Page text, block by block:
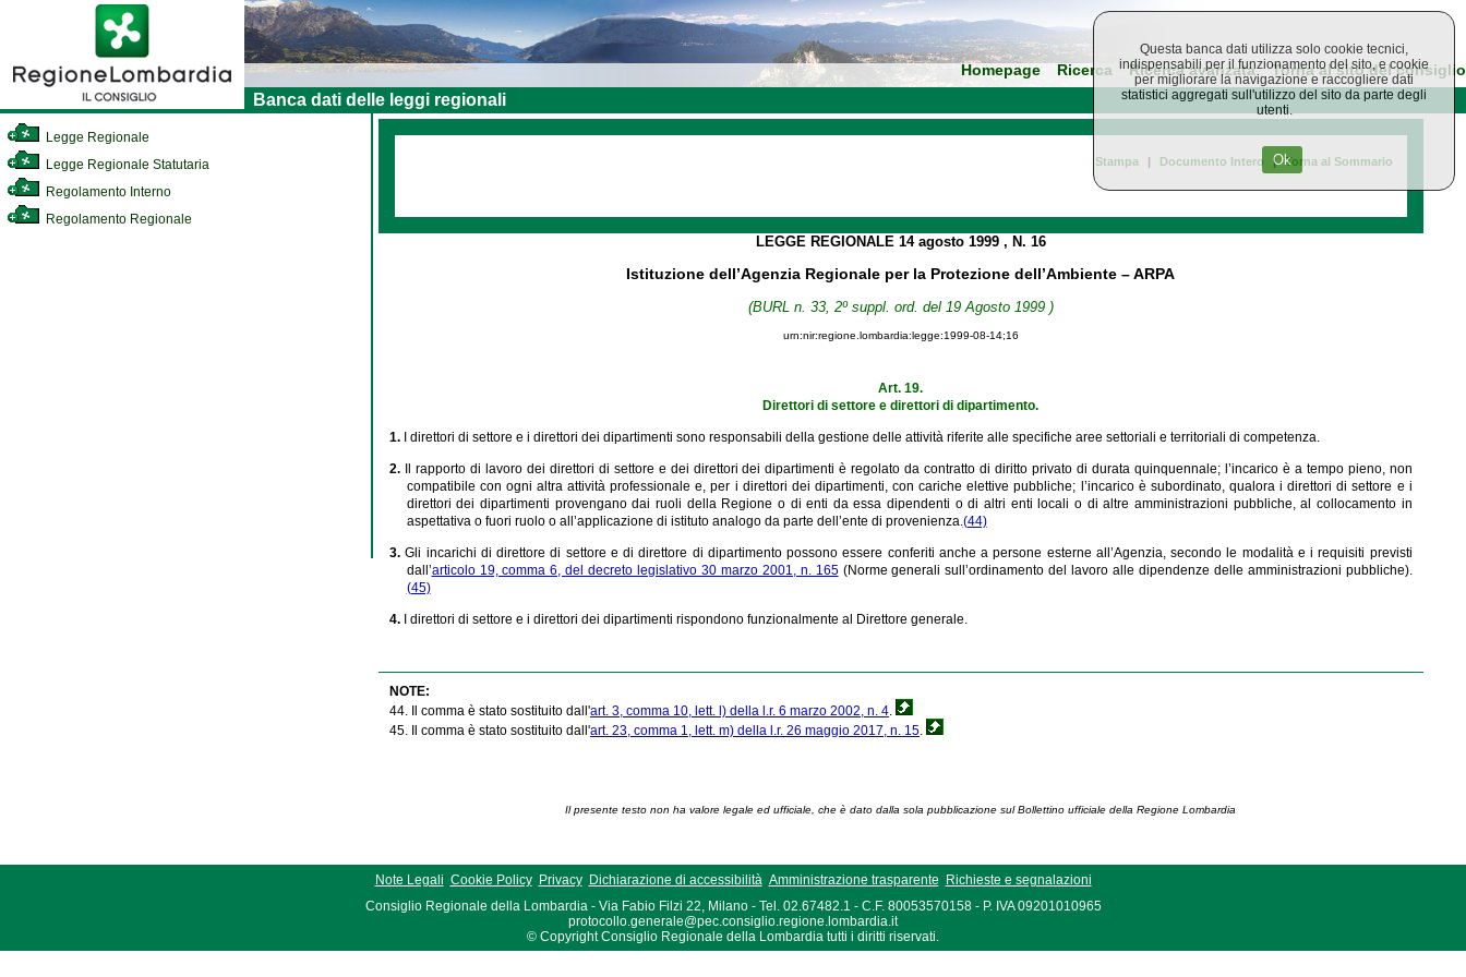
Homepage Ricerca Ricerca avanzata Torna al sito del consiglio
Banca dati delle leggi regionali
Legge Regionale
Legge Regionale Statutaria
Regolamento Interno
Regolamento Regionale
Stampa | Documento Intero | Torna al Sommario
LEGGE REGIONALE 14 agosto 1999 , N. 16
Istituzione dell’Agenzia Regionale per la Protezione dell’Ambiente – ARPA
(BURL n. 33, 2º suppl. ord. del 19 Agosto 1999 )
urn:nir:regione.lombardia:legge:1999-08-14;16
Art. 19.
Direttori di settore e direttori di dipartimento.
1. I direttori di settore e i direttori dei dipartimenti sono responsabili della gestione delle attività riferite alle specifiche aree settoriali e territoriali di competenza.
2.
Il rapporto di lavoro dei direttori di settore e dei direttori dei dipartimenti è regolato da contratto di diritto privato di durata quinquennale; l’incarico è a tempo pieno, non
compatibile con ogni altra attività professionale e, per i direttori dei dipartimenti, con cariche elettive pubbliche; l’incarico è subordinato, qualora i direttori di settore e i
direttori dei dipartimenti provengano dai ruoli della Regione o di enti da essa dipendenti o di altri enti locali o di altre amministrazioni pubbliche, al collocamento in
aspettativa o fuori ruolo o all’applicazione di istituto analogo da parte dell’ente di provenienza.(44)
3.Gli incarichi di direttore di settore e di direttore di dipartimento possono essere conferiti anche a persone esterne all’Agenzia, secondo le modalità e i requisiti previsti
dall’articolo 19, comma 6, del decreto legislativo 30 marzo 2001, n. 165(Norme generali sull’ordinamento del lavoro alle dipendenze delle amministrazioni pubbliche).
(45)
4. I direttori di settore e i direttori dei dipartimenti rispondono funzionalmente al Direttore generale.
NOTE:
44. Il comma è stato sostituito dall'art. 3, comma 10, lett. l) della l.r. 6 marzo 2002, n. 4.
45. Il comma è stato sostituito dall'art. 23, comma 1, lett. m) della l.r. 26 maggio 2017, n. 15.
Il presente testo non ha valore legale ed ufficiale, che è dato dalla sola pubblicazione sul Bollettino ufficiale della Regione Lombardia
Note Legali Cookie Policy Privacy Dichiarazione di accessibilità Amministrazione trasparente
Richieste e segnalazioni
Consiglio Regionale della Lombardia - Via Fabio Filzi 22, Milano - Tel. 02.67482.1 - C.F. 80053570158 - P. IVA 09201010965
protocollo.generale@pec.consiglio.regione.lombardia.it
© Copyright Consiglio Regionale della Lombardia tutti i diritti riservati.
Questa banca dati utilizza solo cookie tecnici,
indispensabili per il funzionamento del sito, e cookie
per migliorare la navigazione e raccogliere dati
statistici aggregati sull'utilizzo del sito da parte degli
utenti.
Ok